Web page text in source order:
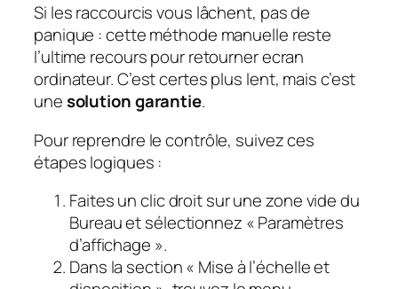
Si les raccourcis vous lâchent, pas de
panique : cette méthode manuelle reste
l’ultime recours pour retourner ecran
ordinateur. C’est certes plus lent, mais c’est
unesolution garantie.
Pour reprendre le contrôle, suivez ces
étapes logiques :
Faites un clic droit sur une zone vide du
Bureau et sélectionnez « Paramètres
d’affichage ».
Dans la section « Mise à l’échelle et